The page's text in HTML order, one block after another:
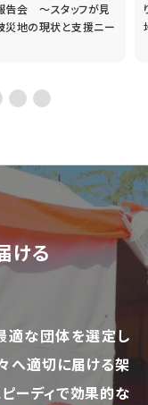
告会 ～スタッフが見
災地の現状と支援ニー
ける
適な団体を選定し
へ適切に届ける架
ーディで効果的な